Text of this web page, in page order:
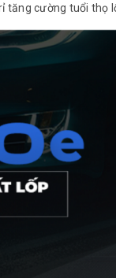
tăng cường tuổi thọ